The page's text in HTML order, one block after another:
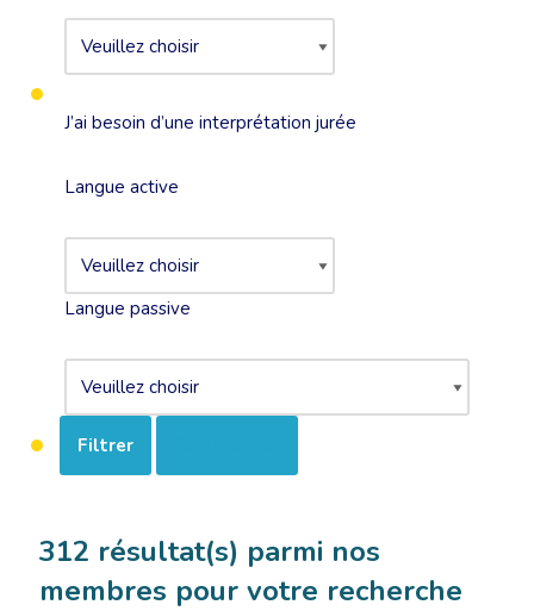
312 résultat(s) parmi nos
membres pour votre recherche
J’ai besoin d’une interprétation jurée
Langue active
Langue passive
Filtrer